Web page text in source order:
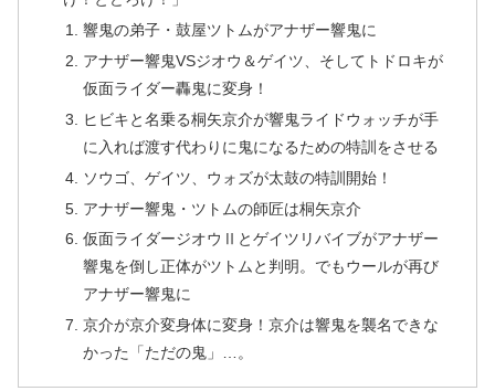
響鬼の弟子・鼓屋ツトムがアナザー響鬼に
アナザー響鬼VSジオウ＆ゲイツ、そしてトドロキが
仮面ライダー轟鬼に変身！
ヒビキと名乗る桐矢京介が響鬼ライドウォッチが手
に入れば渡す代わりに鬼になるための特訓をさせる
ソウゴ、ゲイツ、ウォズが太鼓の特訓開始！
アナザー響鬼・ツトムの師匠は桐矢京介
仮面ライダージオウⅡとゲイツリバイブがアナザー
響鬼を倒し正体がツトムと判明。でもウールが再び
アナザー響鬼に
京介が京介変身体に変身！京介は響鬼を襲名できな
かった「ただの鬼」…。